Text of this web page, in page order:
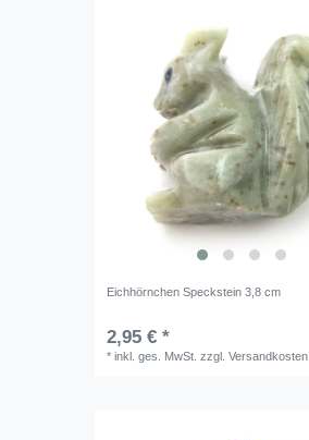
Eichhörnchen Speckstein 3,8 cm
2,95 € *
*inkl. ges. MwSt. zzgl.Versandkosten